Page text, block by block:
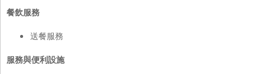
餐飲服務
送餐服務
服務與便利設施